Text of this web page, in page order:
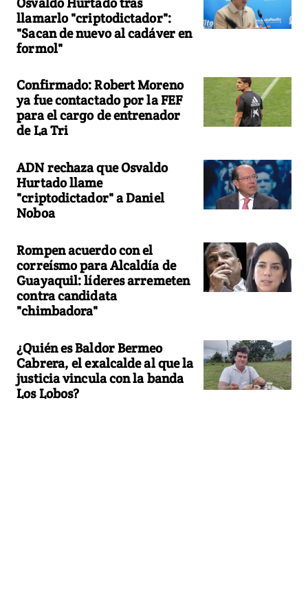
llamarlo "criptodictador":
"Sacan de nuevo al cadáver en
formol"
Confirmado: Robert Moreno
ya fue contactado por la FEF
para el cargo de entrenador
de La Tri
ADN rechaza que Osvaldo
Hurtado llame
"criptodictador" a Daniel
Noboa
Rompen acuerdo con el
correísmo para Alcaldía de
Guayaquil: líderes arremeten
contra candidata
"chimbadora"
¿Quién es Baldor Bermeo
Cabrera, el exalcalde al que la
justicia vincula con la banda
Los Lobos?